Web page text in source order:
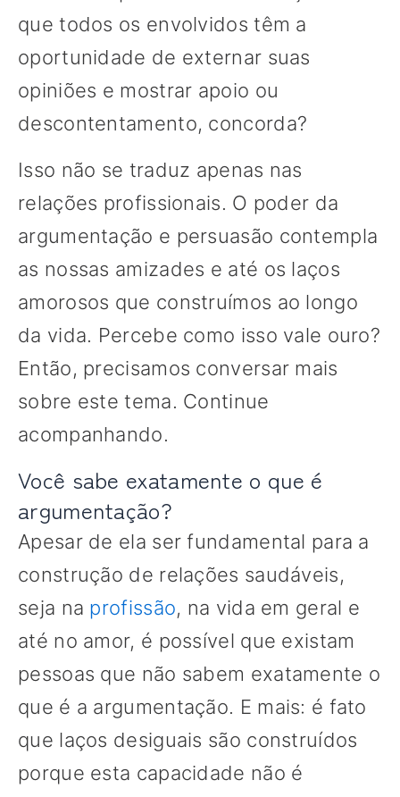
que todos os envolvidos têm a
oportunidade de externar suas
opiniões e mostrar apoio ou
descontentamento, concorda?
Isso não se traduz apenas nas
relações profissionais. O poder da
argumentação e persuasão contempla
as nossas amizades e até os laços
amorosos que construímos ao longo
da vida. Percebe como isso vale ouro?
Então, precisamos conversar mais
sobre este tema. Continue
acompanhando.
Você sabe exatamente o que é
argumentação?
Apesar de ela ser fundamental para a
construção de relações saudáveis,
seja na profissão, na vida em geral e
até no amor, é possível que existam
pessoas que não sabem exatamente o
que é a argumentação. E mais: é fato
que laços desiguais são construídos
porque esta capacidade não é